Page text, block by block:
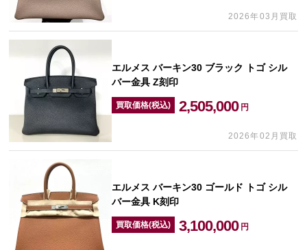
2026年03月買取
エルメス バーキン30 ブラック トゴ シル
バー金具 Z刻印
買取価格(税込) 2,505,000 円
2026年02月買取
エルメス バーキン30 ゴールド トゴ シル
バー金具 K刻印
買取価格(税込) 3,100,000 円